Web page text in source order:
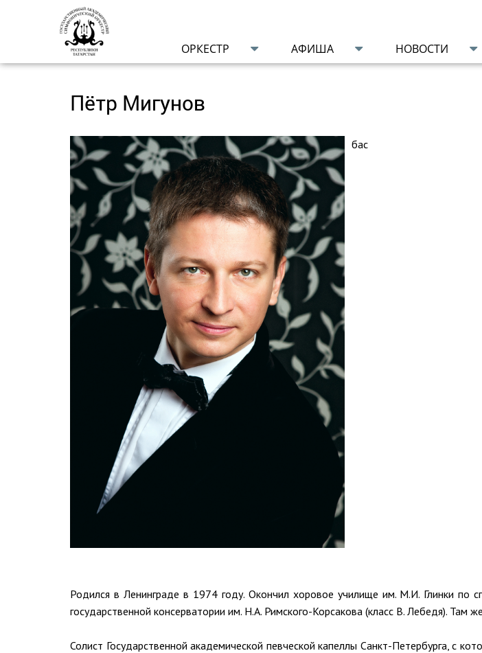
ОРКЕСТР АФИША НОВОСТИ
Пётр Мигунов
бас
Родился в Ленинграде в 1974 году. Окончил хоровое училище им. М.И. Глинки по
государственной консерватории им. Н.А. Римского-Корсакова (класс В. Лебедя). Там
Солист Государственной академической певческой капеллы Санкт-Петербурга, с